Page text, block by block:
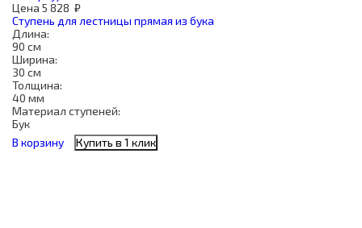
Цена 5 828 ₽
Ступень для лестницы прямая из бука
Длина:
90 см
Ширина:
30 см
Толщина:
40 мм
Материал ступеней:
Бук
В корзину
Купить в 1 клик